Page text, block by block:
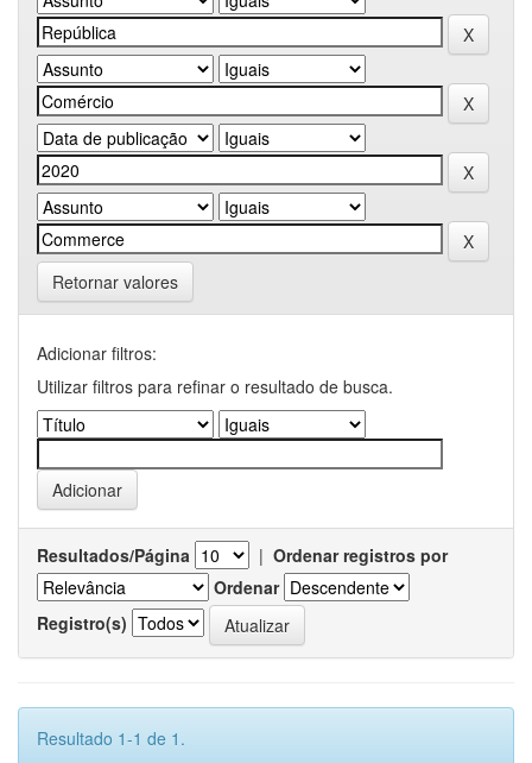
Retornar valores
Adicionar filtros:
Utilizar filtros para refinar o resultado de busca.
Resultados/Página | Ordenar registros por
Ordenar
Registro(s)
Resultado 1-1 de 1.